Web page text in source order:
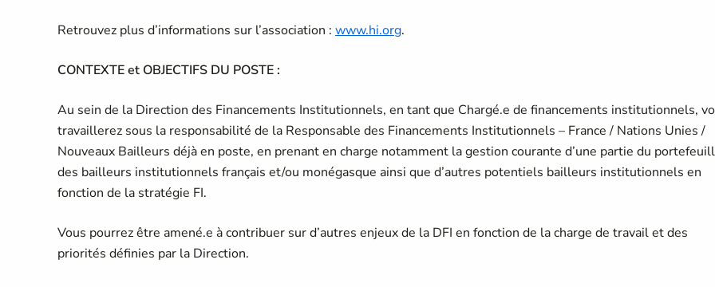
Retrouvez plus d’informations sur l’association : www.hi.org.
CONTEXTE et OBJECTIFS DU POSTE :
Au sein de la Direction des Financements Institutionnels, en tant que Chargé.e de financements institutionnels,
travaillerez sous la responsabilité de la Responsable des Financements Institutionnels – France / Nations Unies /
Nouveaux Bailleurs déjà en poste, en prenant en charge notamment la gestion courante d’une partie du
des bailleurs institutionnels français et/ou monégasque ainsi que d’autres potentiels bailleurs institutionnels en
fonction de la stratégie FI.
Vous pourrez être amené.e à contribuer sur d’autres enjeux de la DFI en fonction de la charge de travail et des
priorités définies par la Direction.